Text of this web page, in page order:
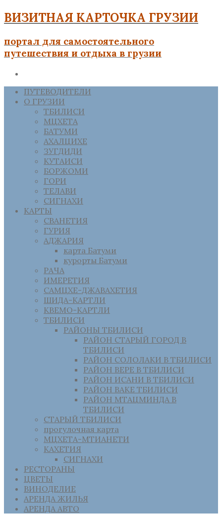
ВИЗИТНАЯ КАРТОЧКА ГРУЗИИ
портал для самостоятельного
путешествия и отдыха в грузии
ПУТЕВОДИТЕЛИ
О ГРУЗИИ
ТБИЛИСИ
МЦХЕТА
БАТУМИ
АХАЛЦИХЕ
ЗУГДИДИ
КУТАИСИ
БОРЖОМИ
ГОРИ
ТЕЛАВИ
СИГНАХИ
КАРТЫ
СВАНЕТИЯ
ГУРИЯ
АДЖАРИЯ
карта Батуми
курорты Батуми
РАЧА
ИМЕРЕТИЯ
САМЦХЕ-ДЖАВАХЕТИЯ
ШИДА-КАРТЛИ
КВЕМО-КАРТЛИ
ТБИЛИСИ
РАЙОНЫ ТБИЛИСИ
РАЙОН СТАРЫЙ ГОРОД В
ТБИЛИСИ
РАЙОН СОЛОЛАКИ В ТБИЛИСИ
РАЙОН ВЕРЕ В ТБИЛИСИ
РАЙОН ИСАНИ В ТБИЛИСИ
РАЙОН ВАКЕ ТБИЛИСИ
РАЙОН МТАЦМИНДА В
ТБИЛИСИ
СТАРЫЙ ТБИЛИСИ
прогулочная карта
МЦХЕТА-МТИАНЕТИ
КАХЕТИЯ
СИГНАХИ
РЕСТОРАНЫ
ЦВЕТЫ
ВИНОДЕЛИЕ
АРЕНДА ЖИЛЬЯ
АРЕНДА АВТО